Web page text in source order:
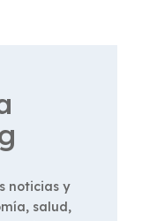
noticias y
salud,